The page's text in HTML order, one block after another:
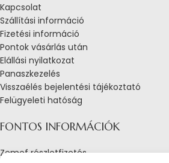
Kapcsolat
Szállítási információ
Fizetési információ
Pontok vásárlás után
Elállási nyilatkozat
Panaszkezelés
Visszaélés bejelentési tájékoztató
Felügyeleti hatóság
FONTOS INFORMÁCIÓK
Zemef részletfizetés